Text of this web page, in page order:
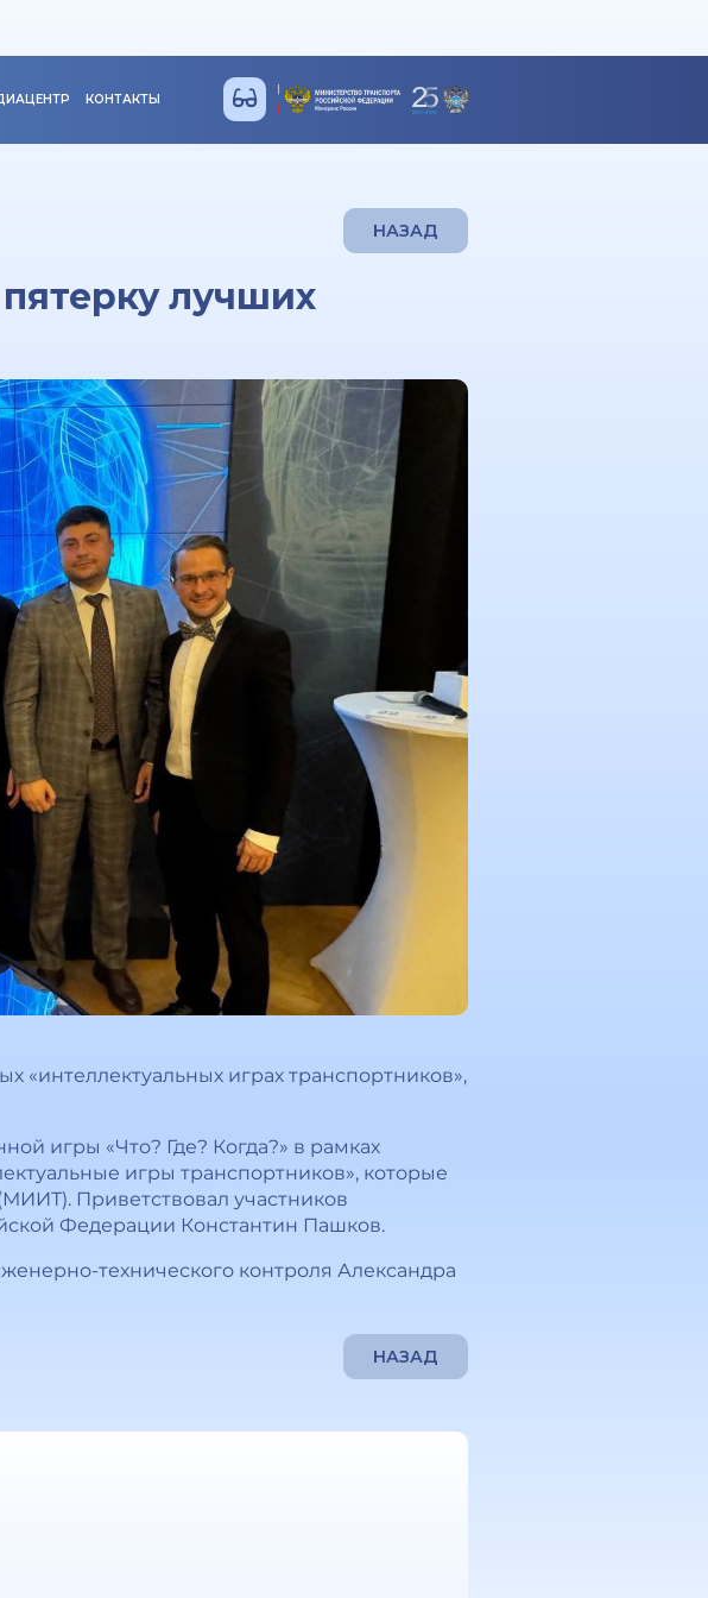
КОНТАКТЫ
НАЗАД
лучших
«интеллектуальных играх транспортников»,
игры «Что? Где? Когда?» в рамках
игры транспортников», которые
Приветствовал участников
Федерации Константин Пашков.
технического контроля Александра
НАЗАД